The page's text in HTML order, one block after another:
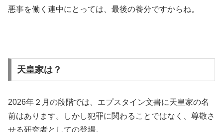
悪事を働く連中にとっては、最後の養分ですからね。
天皇家は？
2026年２月の段階では、エプスタイン文書に天皇家の名
前はあります。しかし犯罪に関わることではなく、尊敬さ
せる研究者としての登場。